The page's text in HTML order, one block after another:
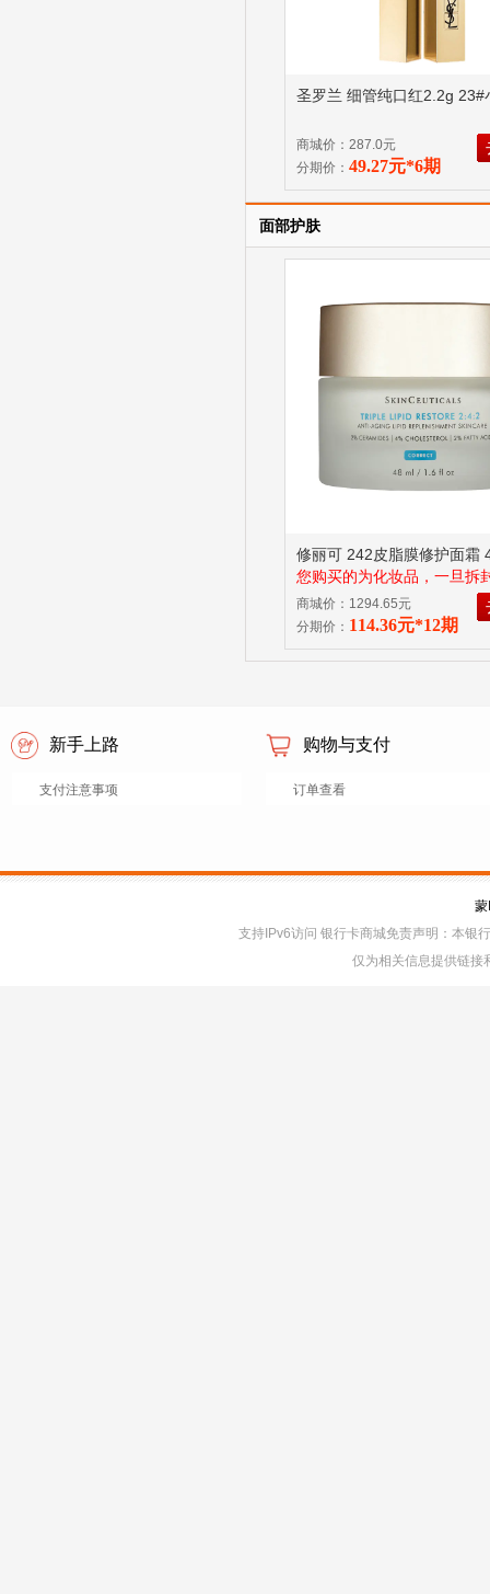
圣罗兰 细管纯口红2.2g
商城价：287.0元
分期价： 49.27元*6期
面部护肤
修丽可 242皮脂膜修护面霜
您购买的为化妆品，一旦拆
证商品品质，因此申请退货
品未使用且原一次性密封包
商城价：1294.65元
分期价： 114.36元*12期
新手上路
支付注意事项
购物与支付
订单查看
支持IPv6访问 银行卡商城免责声明：本银
仅为相关信息提供链接